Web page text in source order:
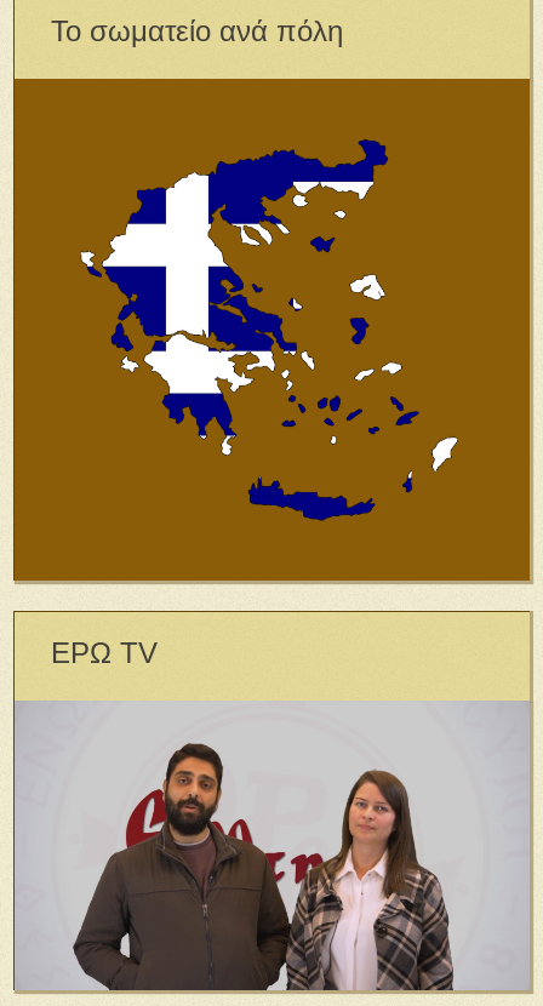
Το σωματείο ανά πόλη
ΕΡΩ TV